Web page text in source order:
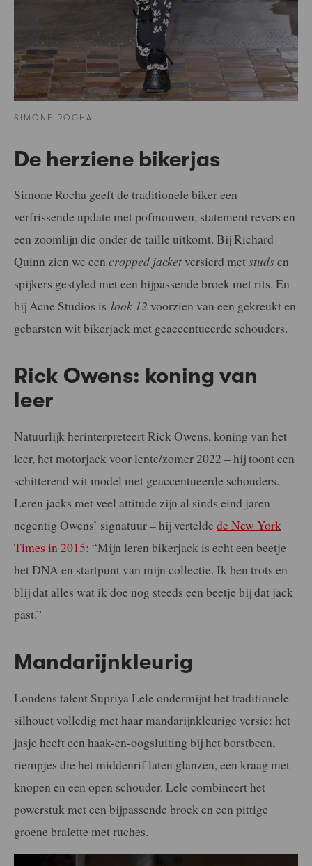
SIMONE ROCHA
De herziene bikerjas
Simone Rocha geeft de traditionele biker een
verfrissende update met pofmouwen, statement revers en
een zoomlijn die onder de taille uitkomt. Bij Richard
Quinn zien we een cropped jacketversierd metstudsen
spijkers gestyled met een bijpassende broek met rits. En
bij Acne Studios is look 12 voorzien van een gekreukt en
gebarsten wit bikerjack met geaccentueerde schouders.
Rick Owens: koning van
leer
Natuurlijk herinterpreteert Rick Owens, koning van het
leer, het motorjack voor lente/zomer 2022 – hij toont een
schitterend wit model met geaccentueerde schouders.
Leren jacks met veel attitude zijn al sinds eind jaren
negentig Owens’ signatuur – hij vertelde de New York
Times in 2015: “Mijn leren bikerjack is echt een beetje
het DNA en startpunt van mijn collectie. Ik ben trots en
blij dat alles wat ik doe nog steeds een beetje bij dat jack
past.”
Mandarijnkleurig
Londens talent Supriya Lele ondermijnt het traditionele
silhouet volledig met haar mandarijnkleurige versie: het
jasje heeft een haak-en-oogsluiting bij het borstbeen,
riempjes die het middenrif laten glanzen, een kraag met
knopen en een open schouder. Lele combineert het
powerstuk met een bijpassende broek en een pittige
groene bralette met ruches.